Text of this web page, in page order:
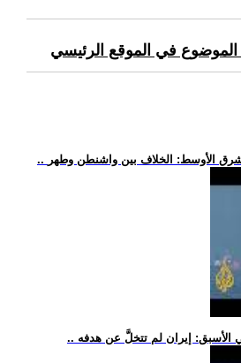
الموضوع في الموقع الرئيسي
الأوسط: الخلاف بين واشنطن وطهر
الأسبق: إيران لم تتخلَّ عن هدفه